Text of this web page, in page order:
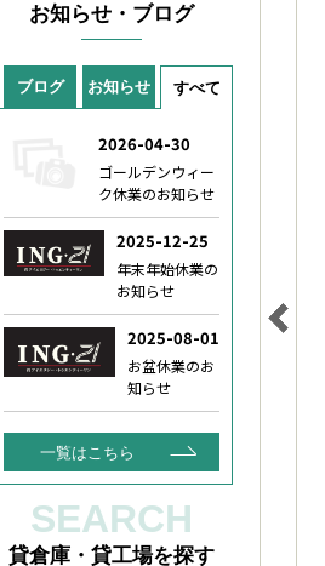
お知らせ・ブログ
すべて
お知らせ
ブログ
一覧はこちら
SEARCH
貸倉庫・貸工場を探す